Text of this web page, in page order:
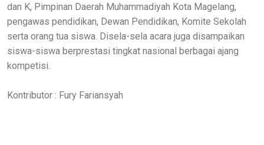
dan K, Pimpinan Daerah Muhammadiyah Kota Magelang,
pengawas pendidikan, Dewan Pendidikan, Komite Sekolah
serta orang tua siswa. Disela-sela acara juga disampaikan
siswa-siswa berprestasi tingkat nasional berbagai ajang
kompetisi.
Kontributor : Fury Fariansyah